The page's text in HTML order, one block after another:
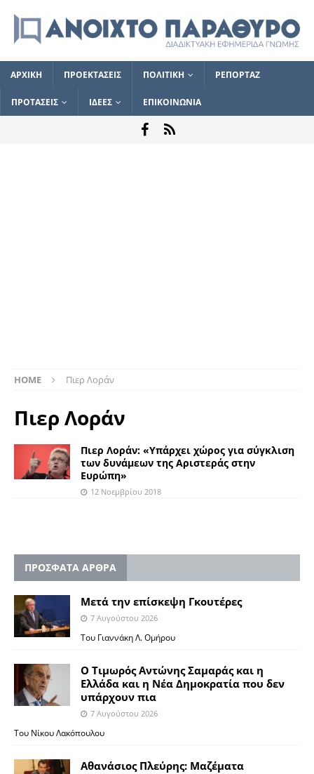
ΑΡΧΙΚΗ ΠΡΟΕΚΤΑΣΕΙΣ ΠΟΛΙΤΙΚΗ ΡΕΠΟΡΤΑΖ
ΠΡΟΤΑΣΕΙΣ ΙΔΕΕΣ ΕΠΙΚΟΙΝΩΝΙΑ
HOME Πιερ Λοράν
Πιερ Λοράν
Πιερ Λοράν: «Υπάρχει χώρος για σύγκλιση
των δυνάμεων της Αριστεράς στην
Ευρώπη»
12 Νοεμβρίου 2018
ΠΡΟΣΦΑΤΑ ΑΡΘΡΑ
Μετά την επίσκεψη Γκουτέρες
7 Αυγούστου 2026
Του Γιαννάκη Λ. Ομήρου
Ο Τιμωρός Αντώνης Σαμαράς και η
Ελλάδα και η Νέα Δημοκρατία που δεν
υπάρχουν πια
7 Αυγούστου 2026
Του Νίκου Λακόπουλου
Αθανάσιος Πλεύρης: Μαζέματα